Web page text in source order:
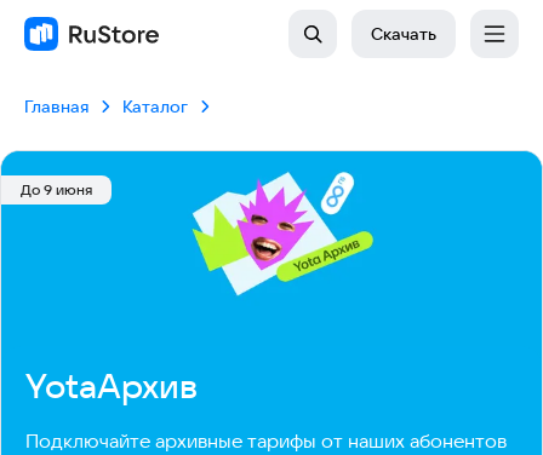
Скачать
Главная Каталог
До 9 июня
YotaАрхив
Подключайте архивные тарифы от наших абонентов